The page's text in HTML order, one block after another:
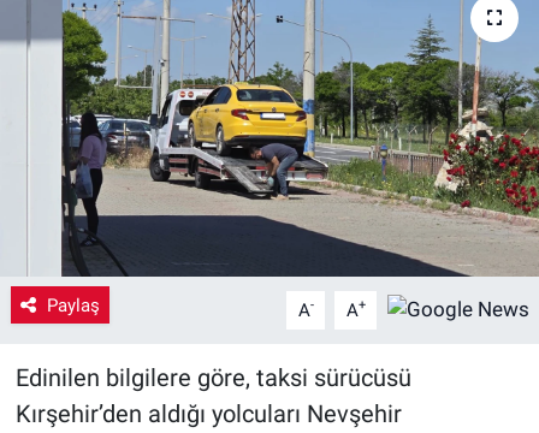
Paylaş A- A+
Edinilen bilgilere göre, taksi sürücüsü
Kırşehir’den aldığı yolcuları Nevşehir
VEFATLAR